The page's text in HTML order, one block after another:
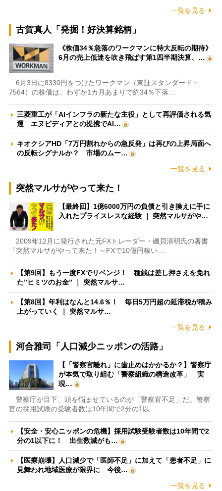
一覧を見る
古賀真人「発掘！好決算銘柄」
《株価34％急落のワークマンに特大反転の期待》
6月の売上低迷を吹き飛ばす第1四半期決算、…
6月3日に8330円をつけたワークマン（東証スタンダード・
7564）の株価は、わずか1カ月あまりで約34％下落…
三菱重工が「AIインフラの新たな主役」として再評価される気
運 エヌビディアとの提携でAI…
キオクシアHD「7万円割れからの急反発」は再びの上昇局面へ
の反転シグナルか？ 市場のムー…
一覧を見る
突然マルサがやって来た！
【最終回】1億6000万円の負債と引き換えに手に
入れたプライスレスな経験 ｜ 突然マルサがや…
2009年12月に発行された元FXトレーダー・磯貝清明氏の著書
『突然マルサがやって来た！～FXで10億円稼い…
【第9回】もう一度FXでリベンジ！ 種銭は差し押さえを免れ
た”ヒミツのお金” ｜ 突然マルサ…
【第8回】年利はなんと14.6％！ 毎日5万円超の延滞税が積み
上がっていく ｜ 突然マルサ…
一覧を見る
河合雅司「人口減少ニッポンの活路」
【「警察官離れ」に歯止めはかかるか？】警察庁
が本気で取り組む「警察組織の構造改革」 実
現…
警察庁が目下、頭を悩ませているのが「警察官不足」だ。警察
官の採用試験の受験者数は10年間で2分の1以…
【安全・安心ニッポンの危機】採用試験受験者数は10年間で2
分の1以下に！ 出生数減がも…
【医療崩壊】人口減少で「医師不足」に加えて「患者不足」に
見舞われ地域医療が限界に 今後…
一覧を見る